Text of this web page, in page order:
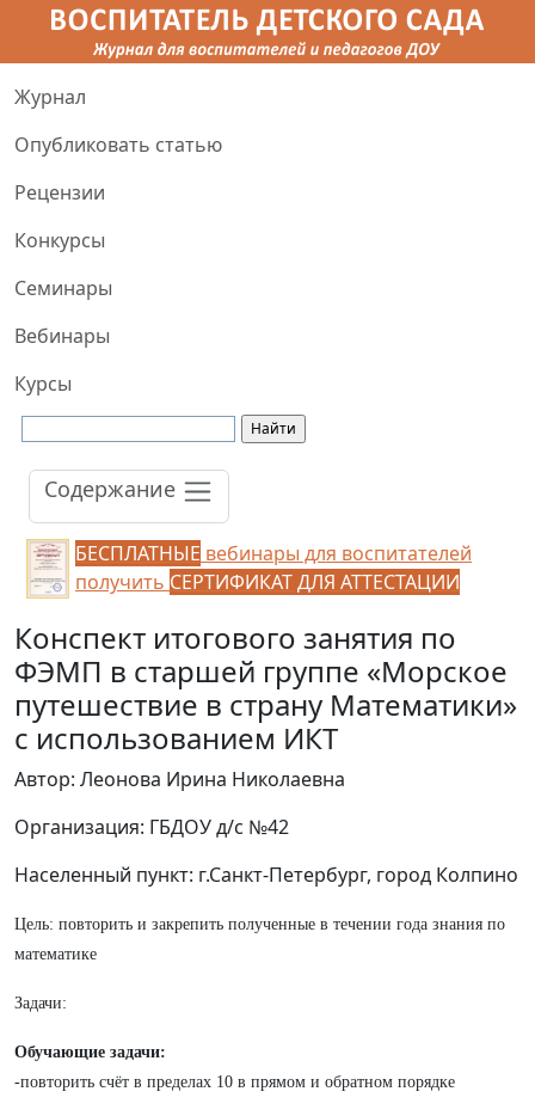
Журнал
Опубликовать статью
Рецензии
Конкурсы
Семинары
Вебинары
Курсы
Содержание
БЕСПЛАТНЫЕ вебинары для воспитателей
получить СЕРТИФИКАТ ДЛЯ АТТЕСТАЦИИ
Конспект итогового занятия по
ФЭМП в старшей группе «Морское
путешествие в страну Математики»
с использованием ИКТ
Автор: Леонова Ирина Николаевна
Организация: ГБДОУ д/с №42
Населенный пункт: г.Санкт-Петербург, город Колпино
Цель: повторить и закрепить полученные в течении года знания по
математике
Задачи:
Обучающие задачи:
-повторить счёт в пределах 10 в прямом и обратном порядке